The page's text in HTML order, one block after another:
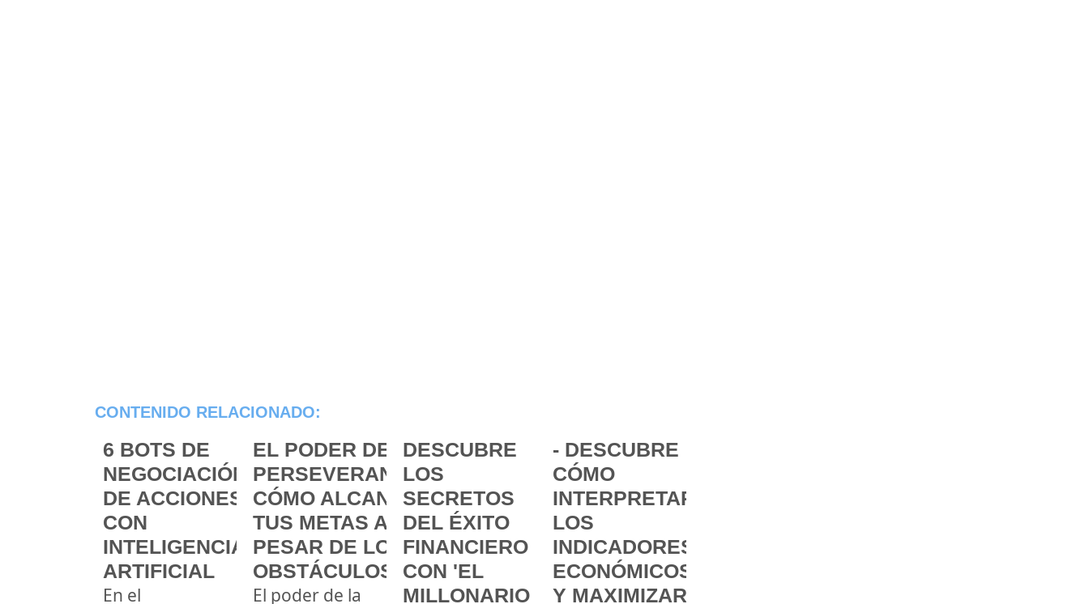
CONTENIDO RELACIONADO:
6 BOTS DE
NEGOCIACIÓN
DE ACCIONES
CON
INTELIGENCIA
ARTIFICIAL
En el
EL PODER DE LA
PERSEVERANCIA:
CÓMO ALCANZAR
TUS METAS A
PESAR DE LOS
OBSTÁCULOS
El poder de la
DESCUBRE
LOS
SECRETOS
DEL ÉXITO
FINANCIERO
CON 'EL
MILLONARIO
- DESCUBRE
CÓMO
INTERPRETAR
LOS
INDICADORES
ECONÓMICOS
Y MAXIMIZAR